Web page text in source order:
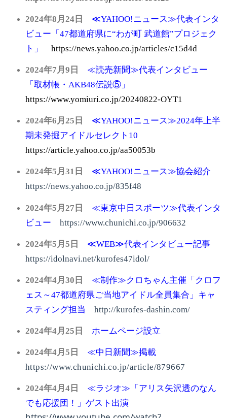
2024年8月24日
≪YAHOO!ニュース≫代表インタ
ビュー「47都道府県に“わが町 武道館”プロジェク
ト」 https://news.yahoo.co.jp/articles/c15d4d
2024年7月9日
≪読売新聞≫代表インタビュー
「取材帳・AKB48伝説⑤」
https://www.yomiuri.co.jp/20240822-OYT1
2024年6月25日 ≪YAHOO!ニュース≫2024年上半
期未発掘アイドルセレクト10
https://article.yahoo.co.jp/aa50053b
2024年5月31日
≪YAHOO!ニュース≫協会紹介
https://news.yahoo.co.jp/835f48
2024年5月27日
≪東京中日スポーツ≫代表インタ
ビュー https://www.chunichi.co.jp/906632
2024年5月5日
≪WEB≫代表インタビュー記事
https://idolnavi.net/kurofes47idol/
2024年4月30日
≪制作≫クロちゃん主催「クロフ
ェス～47都道府県ご当地アイドル全員集合」キャ
スティング担当
http://kurofes-dashin.com/
2024年4月25日 ホームページ設立
2024年4月 5 日
≪中日新聞≫掲載
https://www.chunichi.co.jp/article/879667
2024年4月4 日 ≪ラジオ≫ 「アリス矢沢透のなん
でも応援団！」ゲスト出演